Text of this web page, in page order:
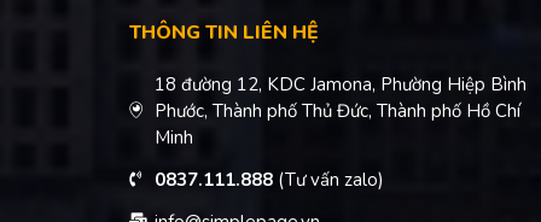
THÔNG TIN LIÊN HỆ
18 đường 12, KDC Jamona, Phường Hiệp Bình
Phước, Thành phố Thủ Đức, Thành phố Hồ Chí
Minh
0837.111.888 (Tư vấn zalo)